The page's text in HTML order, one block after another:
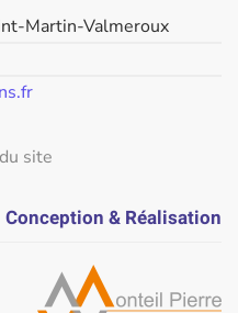
Martin-Valmeroux
site
Conception & Réalisation